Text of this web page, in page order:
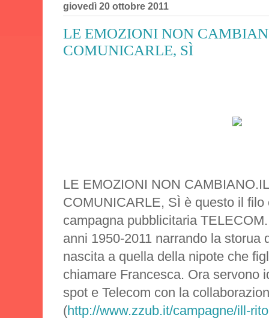
giovedì 20 ottobre 2011
LE EMOZIONI NON
COMUNICARLE, SÌ
LE EMOZIONI NON
COMUNICARLE, SÌ è questo il
campagna pubblicitaria
anni 1950-2011 narrando la storua
nascita a quella della nipote che
chiamare Francesca. Ora servono
spot e Telecom con la
(http://www.zzub.it/campagne/ill-